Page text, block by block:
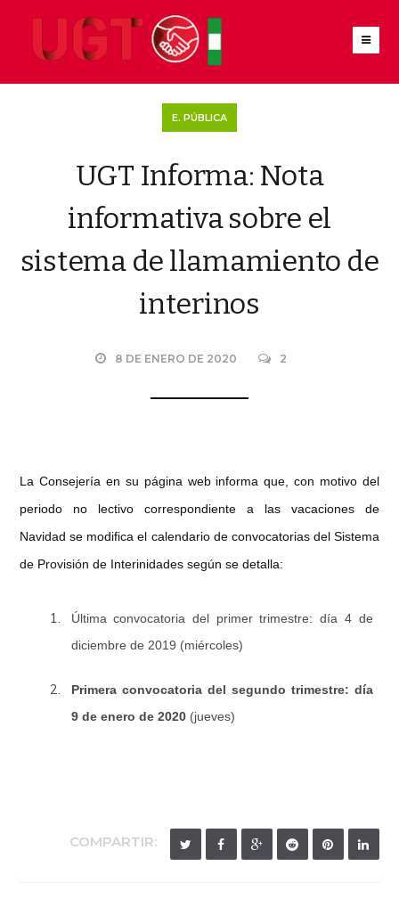
E. PÚBLICA
UGT Informa: Nota
informativa sobre el
sistema de llamamiento de
interinos
8 DE ENERO DE 2020 2
La Consejería en su página web informa que, con motivo del
periodo no lectivo correspondiente a las vacaciones de
Navidad se modifica el calendario de convocatorias del Sistema
de Provisión de Interinidades según se detalla:
Última convocatoria del primer trimestre: día 4 de
diciembre de 2019 (miércoles)
Primera convocatoria del segundo trimestre: día
9 de enero de 2020(jueves)
COMPARTIR: